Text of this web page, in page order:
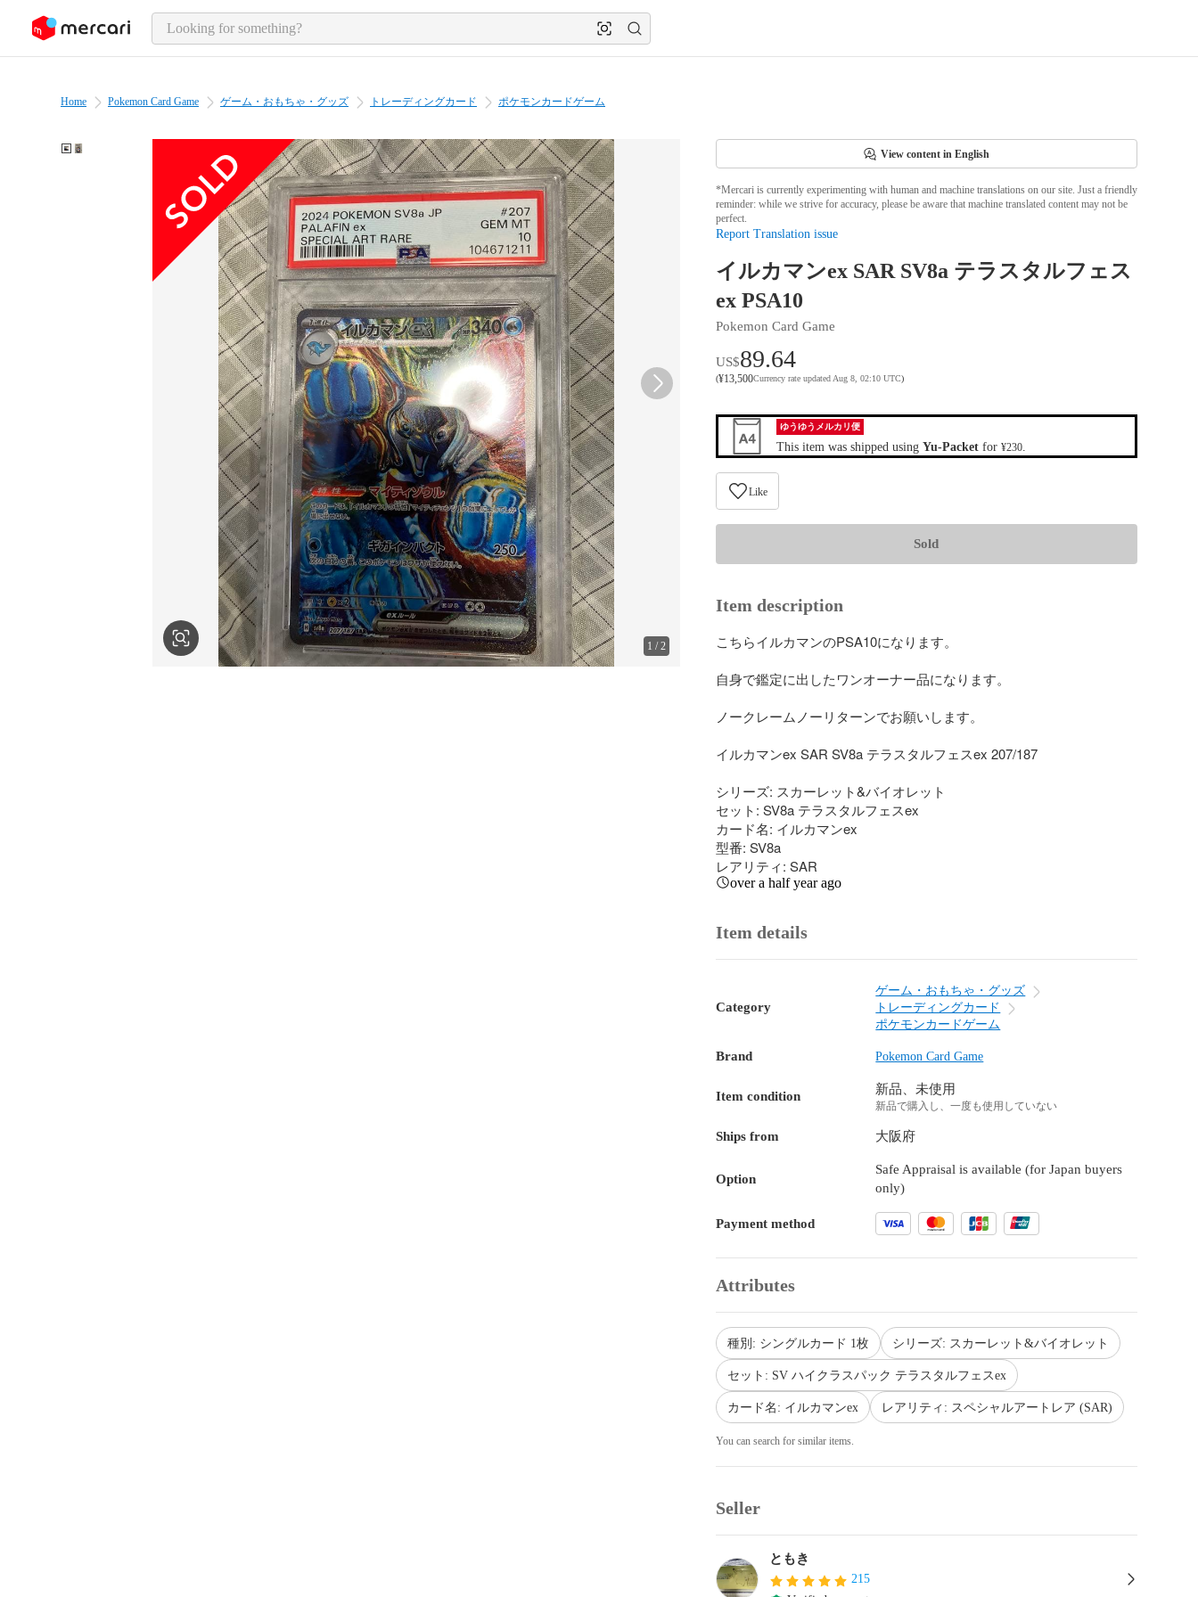
page content
Home Pokemon Card Game ゲーム・おもちゃ・グッズ トレーディングカード ポケモンカードゲーム
1 /2
View content in English
*Mercari is currently experimenting with human and machine translations on our site. Just a friendly
reminder: while we strive for accuracy, please be aware that machine translated content may not be
perfect.
Report Translation issue
イルカマンex SAR SV8a テラスタルフェス
ex PSA10
Pokemon Card Game
US$89.64
(¥13,500Currency rate updated Aug 8, 02:10 UTC)
ゆうゆうメルカリ便
This item was shipped using Yu-Packetfor ¥230.
Like
Sold
Item description
こちらイルカマンのPSA10になります。
自身で鑑定に出したワンオーナー品になります。
ノークレームノーリターンでお願いします。
イルカマンex SAR SV8a テラスタルフェスex 207/187
シリーズ: スカーレット&バイオレット
セット: SV8a テラスタルフェスex
カード名: イルカマンex
型番: SV8a
レアリティ: SAR
over a half year ago
Item details
Category
ゲーム・おもちゃ・グッズ
トレーディングカード
ポケモンカードゲーム
Brand Pokemon Card Game
Item condition 新品、未使用
新品で購入し、一度も使用していない
Ships from 大阪府
Option
Safe Appraisal is available (for Japan buyers
only)
Payment method
Attributes
種別: シングルカード 1枚 シリーズ: スカーレット&バイオレット
セット: SV ハイクラスパック テラスタルフェスex
カード名: イルカマンex レアリティ: スペシャルアートレア (SAR)
You can search for similar items.
Seller
ともき
215